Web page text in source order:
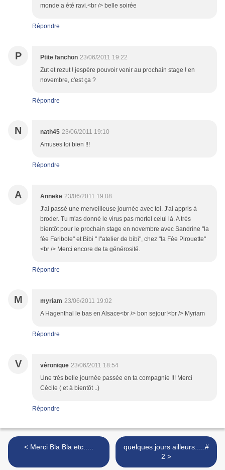
monde a été ravi.<br /> belle soirée
Répondre
P Ptite fanchon 23/06/2011 19:22
Zut et rezut ! jespère pouvoir venir au prochain stage ! en
novembre, c'est ça ?
Répondre
N nath45 23/06/2011 19:10
Amuses toi bien !!!
Répondre
A Anneke 23/06/2011 19:08
J'ai passé une merveilleuse journée avec toi. J'ai appris à
broder. Tu m'as donné le virus pas mortel celui là. A très
bientôt pour le prochain stage en novembre avec Sandrine "la
fée Faribole" et Bibi " l"atelier de bibi", chez "la Fée Pirouette"
<br /> Merci encore de ta générosité.
Répondre
M myriam 23/06/2011 19:02
A Hagenthal le bas en Alsace<br /> bon sejour!<br /> Myriam
Répondre
V véronique 23/06/2011 18:54
Une très belle journée passée en ta compagnie !!! Merci
Cécile ( et à bientôt ..)
Répondre
< Merci Bla Bla etc.....
quelques jours ailleurs.....#
2 >